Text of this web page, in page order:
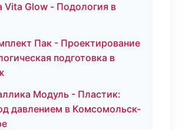
Vita Glow - Подология в
Пак - Проектирование
подготовка в
Модуль - Пластик:
давлением в Комсомольск-